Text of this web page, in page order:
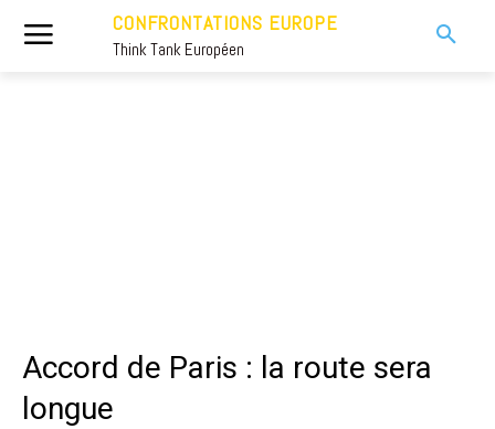
CONFRONTATIONS EUROPE
Think Tank Européen
Accord de Paris : la route sera
longue